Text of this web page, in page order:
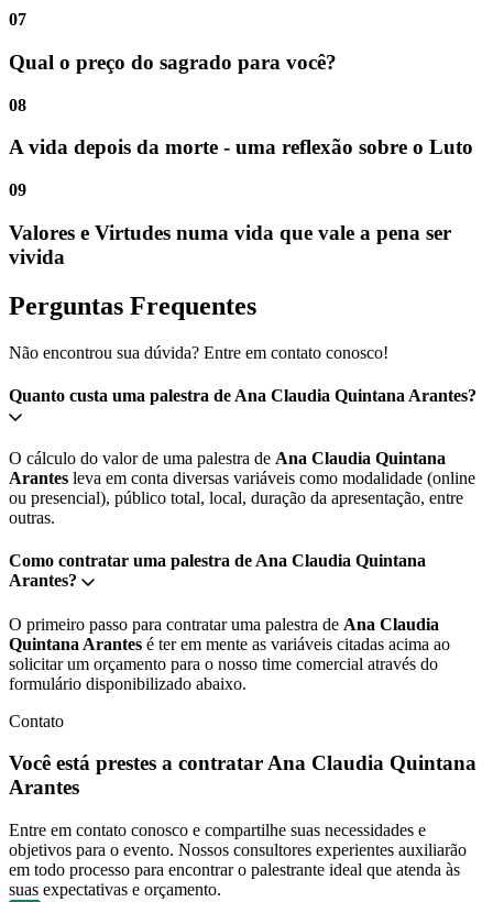
07
Qual o preço do sagrado para você?
08
A vida depois da morte - uma reflexão sobre o Luto
09
Valores e Virtudes numa vida que vale a pena ser
vivida
Perguntas Frequentes
Não encontrou sua dúvida? Entre em contato conosco!
Quanto custa uma palestra de Ana Claudia Quintana Arantes?
O cálculo do valor de uma palestra de Ana Claudia Quintana
Arantes leva em conta diversas variáveis como modalidade (online
ou presencial), público total, local, duração da apresentação, entre
outras.
Como contratar uma palestra de Ana Claudia Quintana
Arantes?
O primeiro passo para contratar uma palestra de Ana Claudia
Quintana Arantes é ter em mente as variáveis citadas acima ao
solicitar um orçamento para o nosso time comercial através do
formulário disponibilizado abaixo.
Contato
Você está prestes a contratar Ana Claudia Quintana
Arantes
Entre em contato conosco e compartilhe suas necessidades e
objetivos para o evento. Nossos consultores experientes auxiliarão
em todo processo para encontrar o palestrante ideal que atenda às
suas expectativas e orçamento.